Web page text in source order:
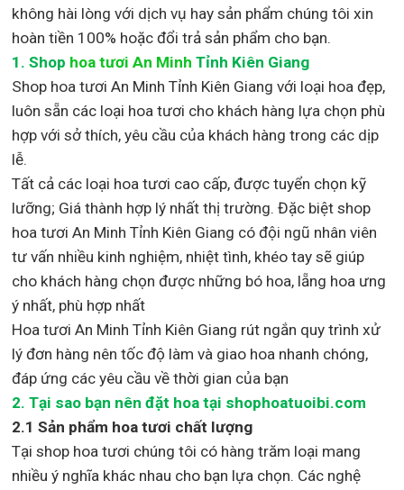
không hài lòng với dịch vụ hay sản phẩm chúng tôi xin
hoàn tiền 100% hoặc đổi trả sản phẩm cho bạn.
1.Shop hoa tươi An Minh Tỉnh Kiên Giang
Shop hoa tươi An Minh Tỉnh Kiên Giang với loại hoa đẹp,
luôn sẵn các loại hoa tươi cho khách hàng lựa chọn phù
hợp với sở thích, yêu cầu của khách hàng trong các dịp
lễ.
Tất cả các loại hoa tươi cao cấp, được tuyển chọn kỹ
lưỡng; Giá thành hợp lý nhất thị trường. Đặc biệt shop
hoa tươi An Minh Tỉnh Kiên Giang có đội ngũ nhân viên
tư vấn nhiều kinh nghiệm, nhiệt tình, khéo tay sẽ giúp
cho khách hàng chọn được những bó hoa, lẵng hoa ưng
ý nhất, phù hợp nhất
Hoa tươi An Minh Tỉnh Kiên Giang rút ngắn quy trình xử
lý đơn hàng nên tốc độ làm và giao hoa nhanh chóng,
đáp ứng các yêu cầu về thời gian của bạn
2. Tại sao bạn nên đặt hoa tại shophoatuoibi.com
2.1 Sản phẩm hoa tươi chất lượng
Tại shop hoa tươi chúng tôi có hàng trăm loại mang
nhiều ý nghĩa khác nhau cho bạn lựa chọn. Các nghệ